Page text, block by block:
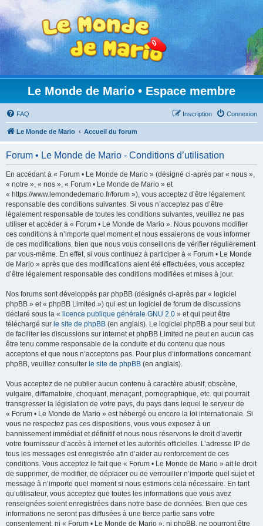
Le Monde de Mario • Espace membre
FAQ Connexion
Inscription
Le Monde de Mario Accueil du forum
Forum • Le Monde de Mario - Conditions d’utilisation
En accédant à « Forum • Le Monde de Mario » (désigné ci-après par « nous »,
« notre », « nos », « Forum • Le Monde de Mario » et
« https://www.lemondedemario.fr/forum »), vous acceptez d’être légalement
responsable des conditions suivantes. Si vous n’acceptez pas d’être
légalement responsable de toutes les conditions suivantes, veuillez ne pas
utiliser et accéder à « Forum • Le Monde de Mario ». Nous pouvons modifier
ces conditions à n’importe quel moment et nous essaierons de vous informer
de ces modifications, bien que nous vous conseillons de vérifier régulièrement
par vous-même. En effet, si vous continuez à participer à « Forum • Le Monde
de Mario » après que des modifications aient été effectuées, vous acceptez
d’être légalement responsable des conditions modifiées et mises à jour.
Nos forums sont développés par phpBB (désignés ci-après par « logiciel
phpBB » et « phpBB Limited ») qui est un logiciel de forum de discussions
déclaré sous la « licence publique générale GNU 2.0 » et qui peut être
téléchargé sur le site de phpBB (en anglais). Le logiciel phpBB a pour seul but
de faciliter les discussions sur internet et phpBB Limited ne peut en aucun cas
être tenu comme responsable de la conduite et du contenu que nous
acceptons et que nous n’acceptons pas. Pour plus d’informations concernant
phpBB, veuillez consulter le site de phpBB (en anglais).
Vous acceptez de ne publier aucun contenu à caractère abusif, obscène,
vulgaire, diffamatoire, choquant, menaçant, pornographique, etc. qui pourrait
transgresser la législation de votre pays, du pays dans lequel le serveur de
« Forum • Le Monde de Mario » est hébergé ou encore la loi internationale. Si
vous ne respectez pas ces dispositions, vous vous exposez à un
bannissement immédiat et définitif et nous nous réservons le droit d’avertir
votre fournisseur d’accès à internet et les autorités officielles. L’adresse IP de
tous les messages est enregistrée afin d’aider au renforcement de ces
conditions. Vous acceptez le fait que « Forum • Le Monde de Mario » ait le droit
de supprimer, de modifier, de déplacer ou de verrouiller n’importe quel sujet et
message à n’importe quel moment si nous estimons cela nécessaire. En tant
qu’utilisateur, vous acceptez que toutes les informations que vous avez
renseignées soient enregistrées dans notre base de données. Bien que ces
informations ne seront pas diffusées à une tierce partie sans votre
consentement, ni « Forum • Le Monde de Mario », ni phpBB, ne pourront être